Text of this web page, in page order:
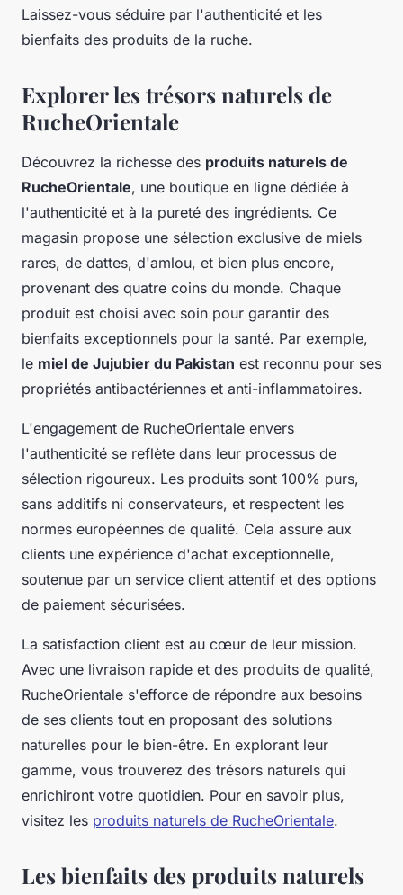
Laissez-vous séduire par l'authenticité et les
bienfaits des produits de la ruche.
Explorer les trésors naturels de
RucheOrientale
Découvrez la richesse des produits naturels de
RucheOrientale, une boutique en ligne dédiée à
l'authenticité et à la pureté des ingrédients. Ce
magasin propose une sélection exclusive de miels
rares, de dattes, d'amlou, et bien plus encore,
provenant des quatre coins du monde. Chaque
produit est choisi avec soin pour garantir des
bienfaits exceptionnels pour la santé. Par exemple,
le miel de Jujubier du Pakistan est reconnu pour ses
propriétés antibactériennes et anti-inflammatoires.
L'engagement de RucheOrientale envers
l'authenticité se reflète dans leur processus de
sélection rigoureux. Les produits sont 100% purs,
sans additifs ni conservateurs, et respectent les
normes européennes de qualité. Cela assure aux
clients une expérience d'achat exceptionnelle,
soutenue par un service client attentif et des options
de paiement sécurisées.
La satisfaction client est au cœur de leur mission.
Avec une livraison rapide et des produits de qualité,
RucheOrientale s'efforce de répondre aux besoins
de ses clients tout en proposant des solutions
naturelles pour le bien-être. En explorant leur
gamme, vous trouverez des trésors naturels qui
enrichiront votre quotidien. Pour en savoir plus,
visitez les produits naturels de RucheOrientale.
Les bienfaits des produits naturels